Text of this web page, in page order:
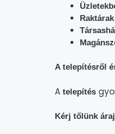
A telepítésről
A telepítés
Kérj tőlünk